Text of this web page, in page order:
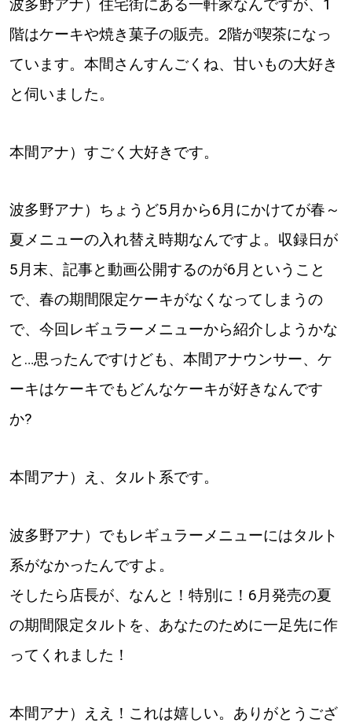
波多野アナ）住宅街にある一軒家なんですが、1
階はケーキや焼き菓子の販売。2階が喫茶になっ
ています。本間さんすんごくね、甘いもの大好き
と伺いました。
本間アナ）すごく大好きです。
波多野アナ）ちょうど5月から6月にかけてが春～
夏メニューの入れ替え時期なんですよ。収録日が
5月末、記事と動画公開するのが6月ということ
で、春の期間限定ケーキがなくなってしまうの
で、今回レギュラーメニューから紹介しようかな
と…思ったんですけども、本間アナウンサー、ケ
ーキはケーキでもどんなケーキが好きなんです
か?
本間アナ）え、タルト系です。
波多野アナ）でもレギュラーメニューにはタルト
系がなかったんですよ。
そしたら店長が、なんと！特別に！6月発売の夏
の期間限定タルトを、あなたのために一足先に作
ってくれました！
本間アナ）ええ！これは嬉しい。ありがとうござ